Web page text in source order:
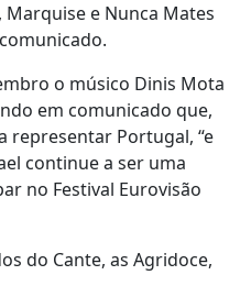
e Nunca Mates
o músico Dinis Mota
em comunicado que,
representar Portugal, “e
continue a ser uma
no Festival Eurovisão
do Cante, as Agridoce,